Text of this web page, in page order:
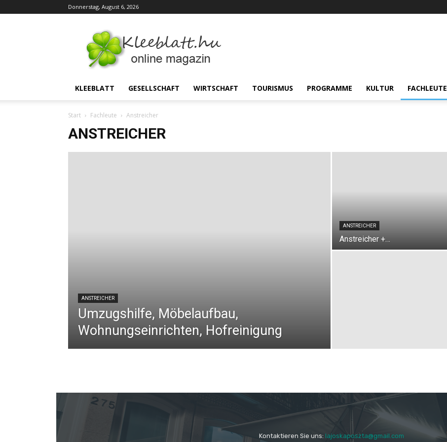
Donnerstag, August 6, 2026
KLEEBLATT GESELLSCHAFT WIRTSCHAFT TOURISMUS PROGRAMME KULTUR FACHLEUTE
Start Fachleute Anstreicher
ANSTREICHER
ANSTREICHER
Umzugshilfe, Möbelaufbau,
Wohnungseinrichten, Hofreinigung
ANSTREICHER
Anstreicher +…
Kontaktieren Sie uns: lajoskaposzta@gmail.com